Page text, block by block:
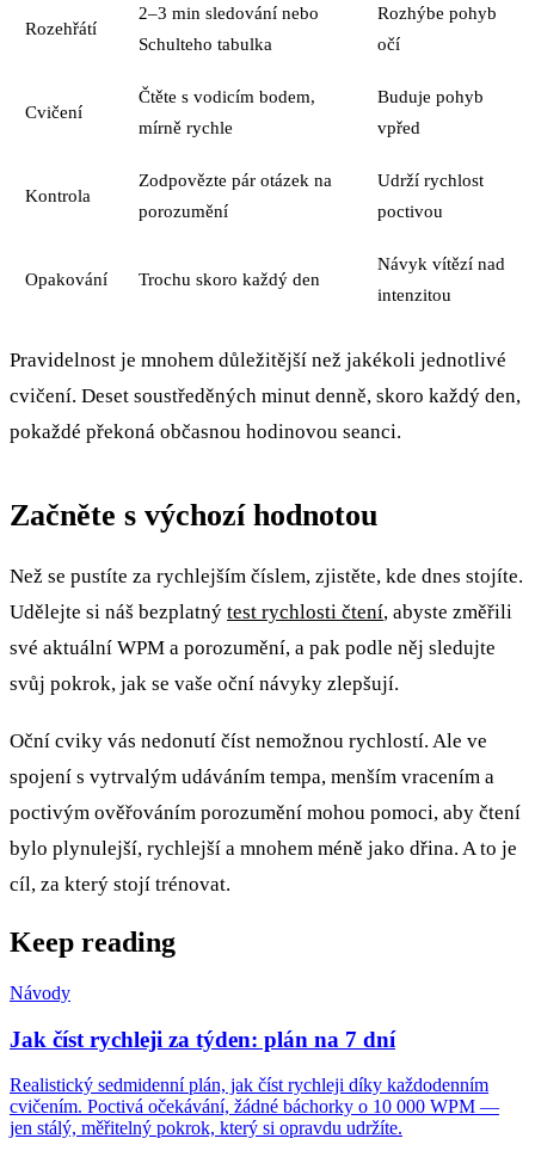
Rozehřátí
2–3 min sledování nebo
Schulteho tabulka
Rozhýbe pohyb
očí
Cvičení
Čtěte s vodicím bodem,
mírně rychle
Buduje pohyb
vpřed
Kontrola
Zodpovězte pár otázek na
porozumění
Udrží rychlost
poctivou
Opakování Trochu skoro každý den
Návyk vítězí nad
intenzitou
Pravidelnost je mnohem důležitější než jakékoli jednotlivé
cvičení. Deset soustředěných minut denně, skoro každý den,
pokaždé překoná občasnou hodinovou seanci.
Začněte s výchozí hodnotou
Než se pustíte za rychlejším číslem, zjistěte, kde dnes stojíte.
Udělejte si náš bezplatný test rychlosti čtení, abyste změřili
své aktuální WPM a porozumění, a pak podle něj sledujte
svůj pokrok, jak se vaše oční návyky zlepšují.
Oční cviky vás nedonutí číst nemožnou rychlostí. Ale ve
spojení s vytrvalým udáváním tempa, menším vracením a
poctivým ověřováním porozumění mohou pomoci, aby čtení
bylo plynulejší, rychlejší a mnohem méně jako dřina. A to je
cíl, za který stojí trénovat.
Keep reading
Návody
Jak číst rychleji za týden: plán na 7 dní
Realistický sedmidenní plán, jak číst rychleji díky každodenním
cvičením. Poctivá očekávání, žádné báchorky o 10 000 WPM —
jen stálý, měřitelný pokrok, který si opravdu udržíte.